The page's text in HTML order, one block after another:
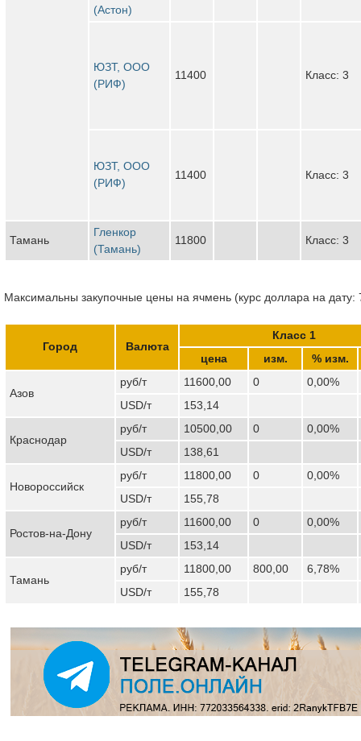
(Астон)
ЮЗТ, ООО
(РИФ)
11400 Класс: 3
ЮЗТ, ООО
(РИФ)
11400 Класс: 3
Тамань
Гленкор
(Тамань)
11800 Класс: 3
Максимальны закупочные цены на ячмень (курс доллара на дату:
Город Валюта
Класс 1
цена
изм. % изм.
Азов
руб/т 11600,00 0
0,00%
USD/т
153,14
Краснодар
руб/т 10500,00 0
0,00%
USD/т
138,61
Новороссийск
руб/т 11800,00 0
0,00%
USD/т
155,78
Ростов-на-Дону
руб/т 11600,00 0
0,00%
USD/т
153,14
Тамань
руб/т 11800,00 800,00
6,78%
USD/т
155,78